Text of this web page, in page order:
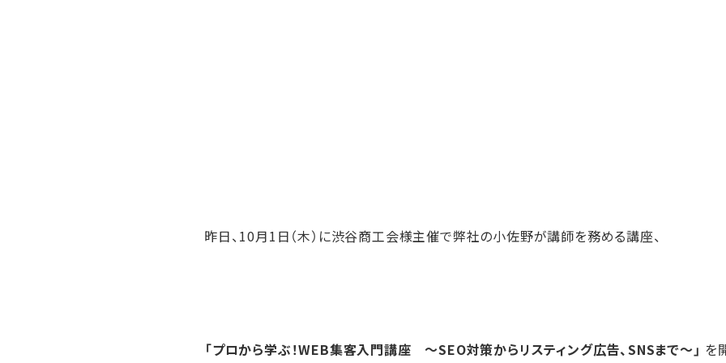
昨日、10月1日（木）に渋谷商工会様主催で弊社の小佐野が講師を務める講座、
「プロから学ぶ！WEB集客入門講座 ～SEO対策からリスティング広告、SNSまで～」 を